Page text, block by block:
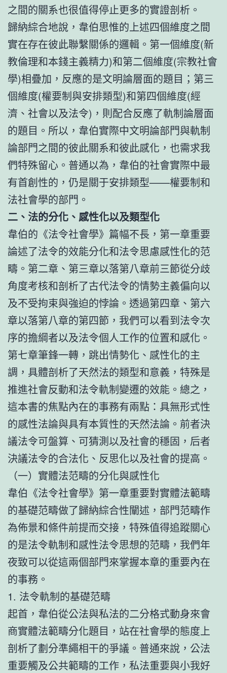
之間的關系也很值得停止更多的實證剖析。
歸納綜合地說，韋伯思惟的上述四個維度之間
實在存在彼此聯繫關係的邏輯。第一個維度(新
教倫理和本錢主義精力)和第二個維度(宗教社會
學)相疊加，反應的是文明論層面的題目；第三
個維度(權要制與安排類型)和第四個維度(經
濟、社會以及法令)，則配合反應了軌制論層面
的題目。所以，韋伯實際中文明論部門與軌制
論部門之間的彼此關系和彼此感化，也需求我
們特殊留心。普通以為，韋伯的社會實際中最
有首創性的，仍是關于安排類型——權要制和
法社會學的部門。
二、法的分化、感性化以及類型化
韋伯的《法令社會學》篇幅不長，第一章重要
論述了法令的效能分化和法令思慮感性化的范
疇。第二章、第三章以落第八章前三節從分歧
角度考核和剖析了古代法令的情勢主義偏向以
及不受拘束與強迫的悖論。透過第四章、第六
章以落第八章的第四節，我們可以看到法令次
序的擔綱者以及法令個人工作的位置和感化。
第七章筆鋒一轉，跳出情勢化、感性化的主
調，具體剖析了天然法的類型和意義，特殊是
推進社會反動和法令軌制變遷的效能。總之，
這本書的焦點內在的事務有兩點：具無形式性
的感性法論與具有本質性的天然法論。前者決
議法令可盤算、可猜測以及社會的穩固，后者
決議法令的合法化、反思化以及社會的提高。
（一）實體法范疇的分化與感性化
韋伯《法令社會學》第一章重要對實體法範疇
的基礎范疇做了歸納綜合性闡述，部門范疇作
為佈景和條件前提而交接，特殊值得追蹤關心
的是法令軌制和感性法令思想的范疇，我們年
夜致可以從這兩個部門來掌握本章的重要內在
的事務。
1. 法令軌制的基礎范疇
起首，韋伯從公法與私法的二分格式動身來會
商實體法範疇分化題目，站在社會學的態度上
剖析了劃分準繩相干的爭議。普通來說，公法
重要觸及公共範疇的工作，私法重要與小我好